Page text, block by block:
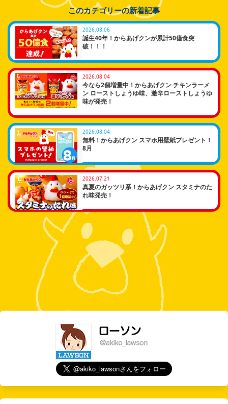
このカテゴリーの新着記事
2026.08.06
誕生40年！からあげクンが累計50億食突
破！！！
2026.08.04
今なら2個増量中！からあげクン チキンラーメ
ン ローストしょうゆ味、激辛ローストしょうゆ
味が発売！
2026.08.04
無料！からあげクン スマホ用壁紙プレゼント！
8月
2026.07.21
真夏のガッツリ系！からあげクン スタミナのた
れ味発売！